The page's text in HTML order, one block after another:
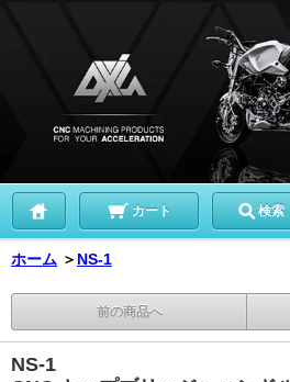
カート 検索
ホーム ＞ NS-1
前の商品へ
NS-1